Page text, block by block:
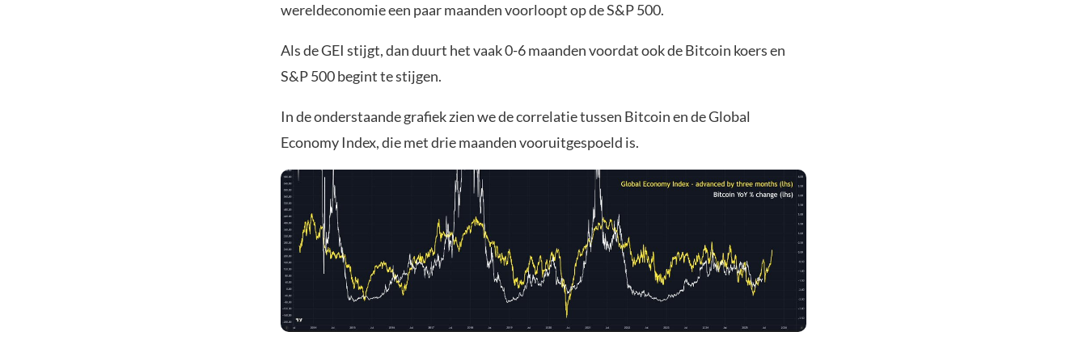
wereldeconomie een paar maanden voorloopt op de S&P 500.
Als de GEI stijgt, dan duurt het vaak 0-6 maanden voordat ook de Bitcoin koers en
S&P 500 begint te stijgen.
In de onderstaande grafiek zien we de correlatie tussen Bitcoin en de Global
Economy Index, die met drie maanden vooruitgespoeld is.